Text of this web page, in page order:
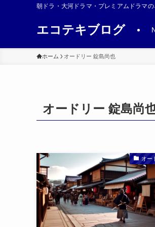
朝ドラ・大河ドラマ・プレミアムドラマ
エコテキブログ
ホーム オードリー 錠島尚也
オードリー 錠島尚
オー